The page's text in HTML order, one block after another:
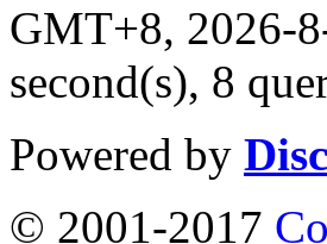
GMT+8, 2026-
second(s), 8
Powered by
© 2001-2017